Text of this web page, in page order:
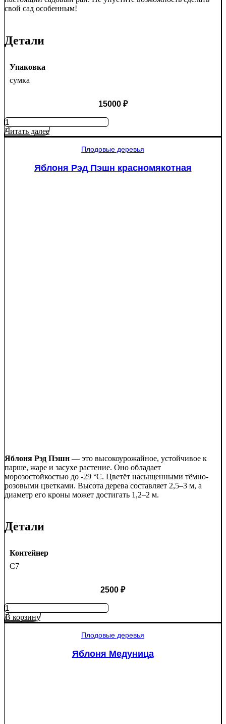
свой сад особенным!
Детали
Упаковка
сумка
15000 ₽
Количество
товара
Туя
Читать далее
Плодовые деревья
Яблоня Рэд Пэшн красномякотная
Яблоня Рэд Пэшн — это высокоурожайное, устойчивое к
парше, жаре и засухе растение. Оно обладает
морозостойкостью до -29 °C. Цветёт насыщенными тёмно-
розовыми цветками. Высота дерева составляет 2,5–3 м, а
диаметр его кроны может достигать 1,2–2 м.
Детали
Контейнер
C7
2500 ₽
Количество
товара
Яблоня
В корзину
Плодовые деревья
Яблоня Медуница